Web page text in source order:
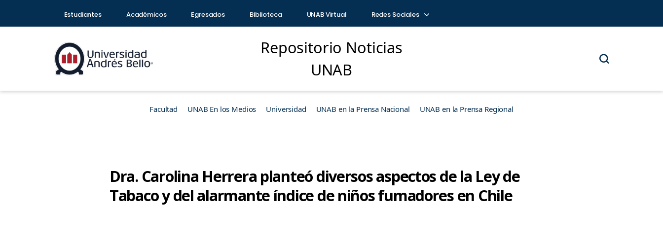
Estudiantes Académicos Egresados Biblioteca UNAB Virtual Redes Sociales
Repositorio Noticias
UNAB
Facultad UNAB En los Medios Universidad UNAB en la Prensa Nacional UNAB en la Prensa Regional
Dra. Carolina Herrera planteó diversos aspectos de la Ley de
Tabaco y del alarmante índice de niños fumadores en Chile